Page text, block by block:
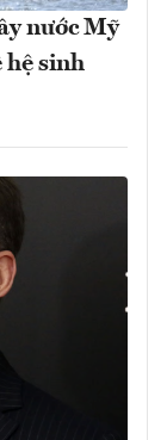
nước Mỹ
hệ sinh